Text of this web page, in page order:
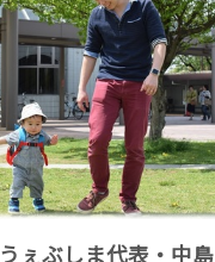
うぇぶしま代表・中島